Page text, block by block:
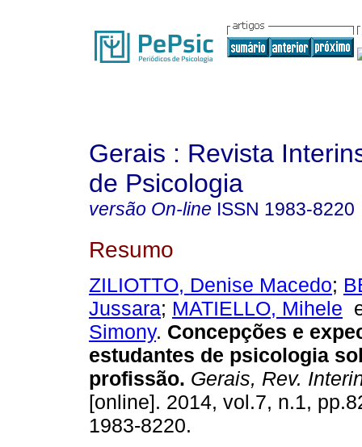
Gerais : Revista
de Psicologia
versão On-line ISSN 1983-8220
Resumo
ZILIOTTO, Denise Macedo;
Jussara; MATIELLO, Mihele
Simony. Concepções e
estudantes de psicologia
profissão. Gerais, Rev.
[online]. 2014, vol.7, n.1,
1983-8220.